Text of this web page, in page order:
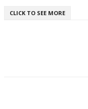
CLICK TO SEE MORE